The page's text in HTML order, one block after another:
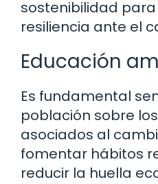
sostenibilidad
resiliencia ante el
Educación
Es fundamental
población sobre
asociados al
fomentar hábitos
reducir la huella